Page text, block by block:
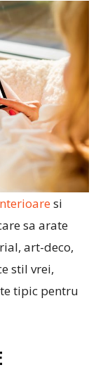
si
sa arate
art-deco,
stil vrei,
tipic pentru